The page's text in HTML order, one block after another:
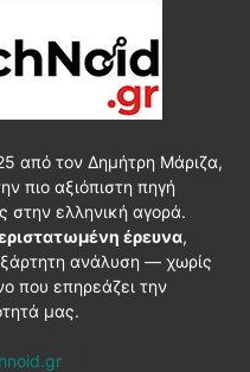
από τον Δημήτρη Μάριζα,
πιο αξιόπιστη πηγή
ελληνική αγορά.
έρευνα,
ανάλυση — χωρίς
που επηρεάζει την
μας.